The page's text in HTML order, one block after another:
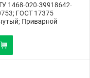
1468-020-39918642-
ГОСТ 17375
Приварной